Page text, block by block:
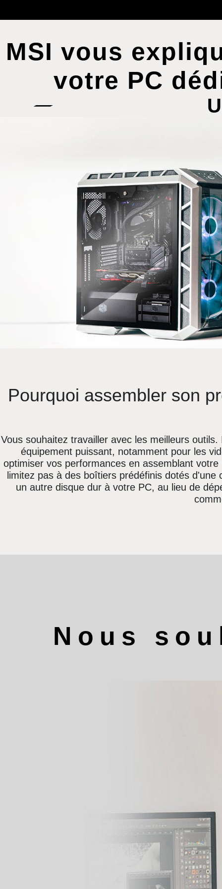
MSI vous
votre PC
Pourquoi assembler son
Vous souhaitez travailler avec les meilleurs
équipement puissant, notamment pour les
optimiser vos performances en assemblant
limitez pas à des boîtiers prédéfinis dotés
un autre disque dur à votre PC, au lieu de
Nous